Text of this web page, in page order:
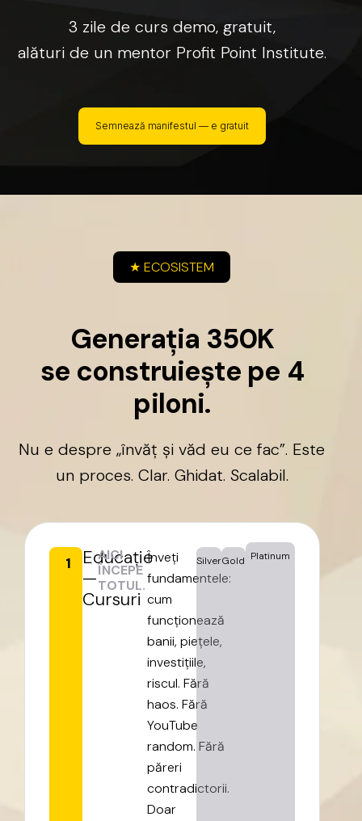
3 zile de curs demo, gratuit,
alături de un mentor Profit Point Institute.
Semnează manifestul — e gratuit
★ ECOSISTEM
Generația 350K
se construiește pe 4
piloni.
Nu e despre „învăț și văd eu ce fac”. Este
un proces. Clar. Ghidat. Scalabil.
1
Educație
—
Cursuri
AICI
ÎNCEPE
TOTUL.
Înveți
fundamentele:
cum
funcționează
banii, piețele,
investițiile,
riscul. Fără
haos. Fără
YouTube
random. Fără
păreri
contradictorii.
Doar
SilverGold Platinum